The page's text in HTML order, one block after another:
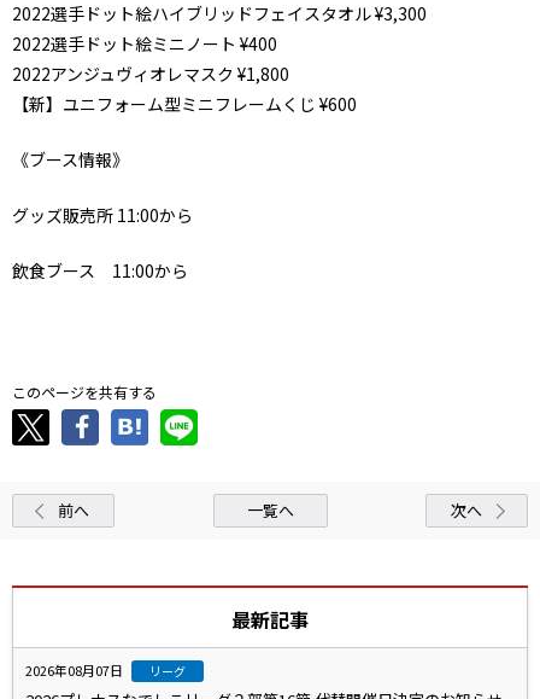
2022選手ドット絵ハイブリッドフェイスタオル ¥3,300
2022選手ドット絵ミニノート ¥400
2022アンジュヴィオレマスク ¥1,800
【新】ユニフォーム型ミニフレームくじ ¥600
《ブース情報》
グッズ販売所 11:00から
飲食ブース 11:00から
このページを共有する
前へ 一覧へ 次へ
最新記事
2026年08月07日 リーグ